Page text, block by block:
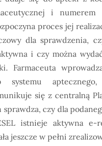
i numerem
proces jej
dla sprawdzenia,
i czy można
Farmaceuta
systemu
się z centralną
sprawdza, czy dla
istnieje aktywna e-
jeszcze w pełni